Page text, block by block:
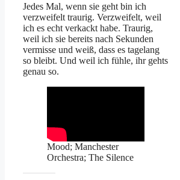
Jedes Mal, wenn sie geht bin ich
verzweifelt traurig. Verzweifelt, weil
ich es echt verkackt habe. Traurig,
weil ich sie bereits nach Sekunden
vermisse und weiß, dass es tagelang
so bleibt. Und weil ich fühle, ihr gehts
genau so.
Mood; Manchester
Orchestra; The Silence